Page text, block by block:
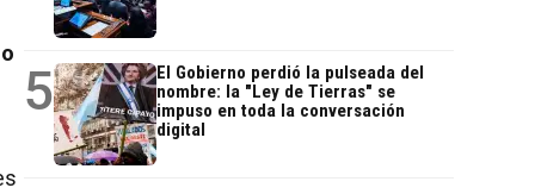
5
El Gobierno perdió la pulseada del
nombre: la "Ley de Tierras" se
impuso en toda la conversación
digital